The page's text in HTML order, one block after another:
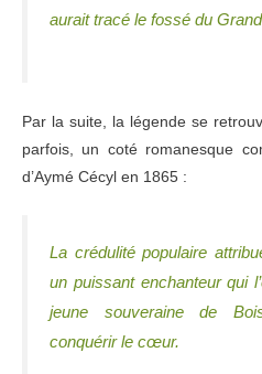
aurait tracé le fossé du
Par la suite, la légende se
parfois, un coté romanesque
d’Aymé Cécyl en 1865 :
La crédulité populaire
un puissant enchanteur qui
jeune souveraine de
conquérir le cœur.